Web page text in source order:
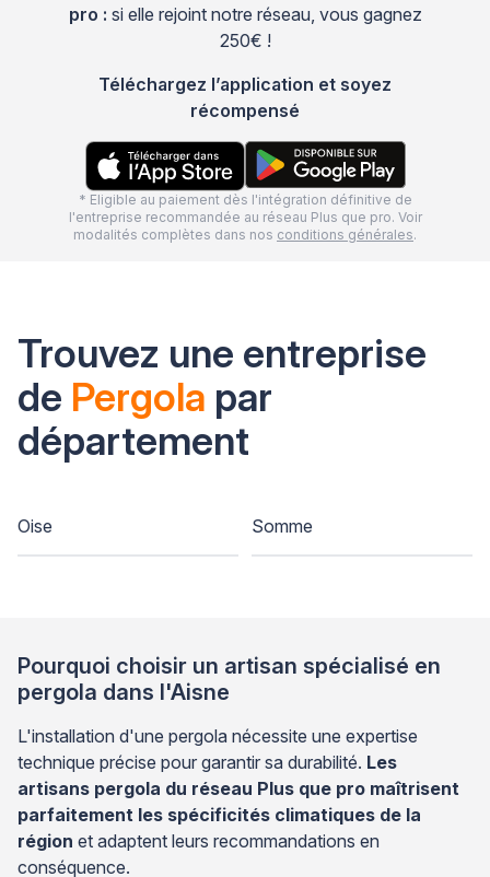
pro : si elle rejoint notre réseau, vous gagnez
250€ !
Téléchargez l’application et soyez
récompensé
* Eligible au paiement dès l'intégration définitive de
l'entreprise recommandée au réseau Plus que pro. Voir
modalités complètes dans nos conditions générales.
Trouvez une entreprise
de Pergola par
département
Oise Somme
Pourquoi choisir un artisan spécialisé en
pergola dans l'Aisne
L'installation d'une pergola nécessite une expertise
technique précise pour garantir sa durabilité. Les
artisans pergola du réseau Plus que pro maîtrisent
parfaitement les spécificités climatiques de la
région et adaptent leurs recommandations en
conséquence.